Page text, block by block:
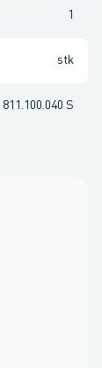
1
stk
811.100.040 S